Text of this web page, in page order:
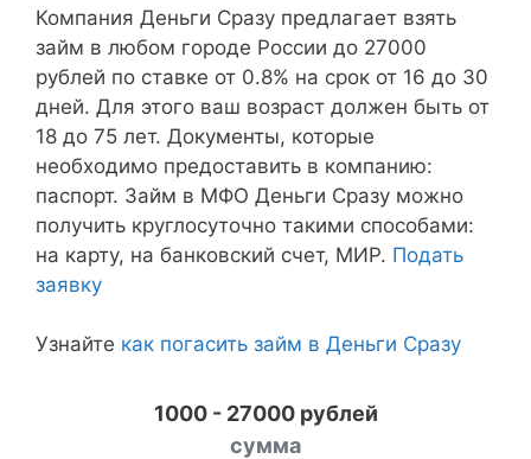
Компания Деньги Сразу предлагает взять
займ в любом городе России до 27000
рублей по ставке от 0.8% на срок от 16 до 30
дней. Для этого ваш возраст должен быть от
18 до 75 лет. Документы, которые
необходимо предоставить в компанию:
паспорт. Займ в МФО Деньги Сразу можно
получить круглосуточно такими способами:
на карту, на банковский счет, МИР. Подать
заявку
Узнайте как погасить займ в Деньги Сразу
1000 - 27000 рублей
сумма